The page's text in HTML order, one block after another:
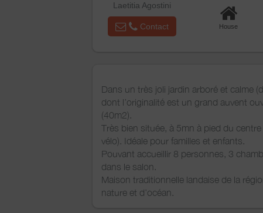
Laetitia Agostini
Contact House
Dans un très joli jardin arboré et calme
dont l’originalité est un grand auvent
(40m2).
Très bien située, à 5mn à pied du
vélo). Idéale pour familles et enfants.
Pouvant accueillir 8 personnes, 3
dans le salon.
Maison traditionnelle landaise de la
nature et d’océan.